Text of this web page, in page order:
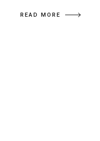
READ MORE